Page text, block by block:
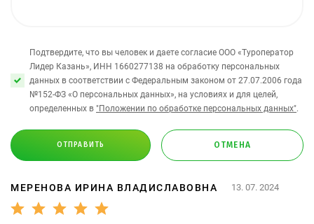
Подтвердите, что вы человек и даете согласие ООО «Туроператор
Лидер Казань», ИНН 1660277138 на обработку персональных
данных в соответствии с Федеральным законом от 27.07.2006 года
№152-ФЗ «О персональных данных», на условиях и для целей,
определенных в "Положении по обработке персональных данных".
ОТПРАВИТЬ ОТМЕНА
МЕРЕНОВА ИРИНА ВЛАДИСЛАВОВНА 13. 07. 2024